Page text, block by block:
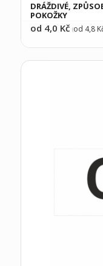
DRÁŽDIVÉ,
POKOŽKY
od 4,0 Kč (od 4,8